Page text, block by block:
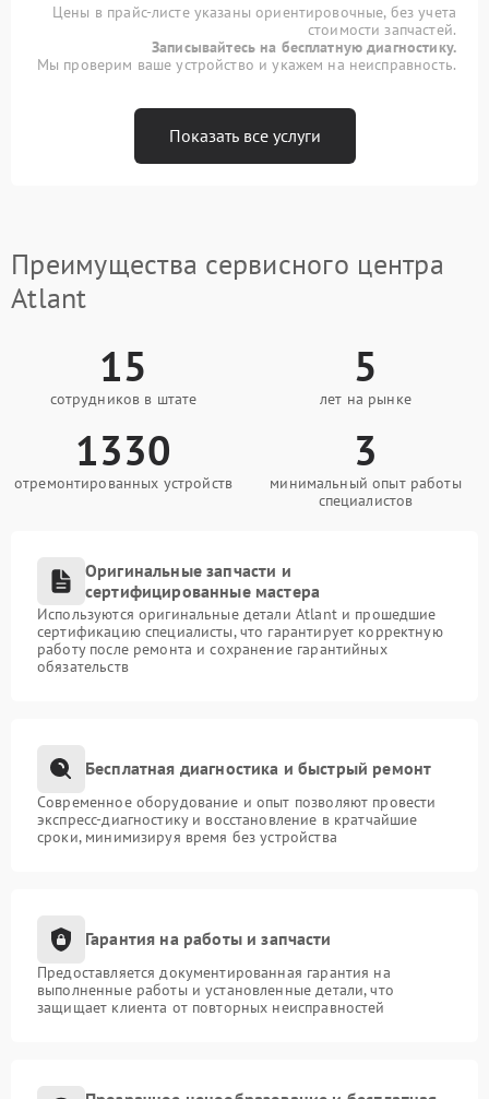
Цены в прайс-листе указаны ориентировочные, без учета
стоимости запчастей.
Записывайтесь на бесплатную диагностику.
Мы проверим ваше устройство и укажем на неисправность.
Показать все услуги
Преимущества сервисного центра
Atlant
15
сотрудников в штате
5
лет на рынке
1330
отремонтированных устройств
3
минимальный опыт работы
специалистов
Оригинальные запчасти и
сертифицированные мастера
Используются оригинальные детали Atlant и прошедшие
сертификацию специалисты, что гарантирует корректную
работу после ремонта и сохранение гарантийных
обязательств
Бесплатная диагностика и быстрый ремонт
Современное оборудование и опыт позволяют провести
экспресс-диагностику и восстановление в кратчайшие
сроки, минимизируя время без устройства
Гарантия на работы и запчасти
Предоставляется документированная гарантия на
выполненные работы и установленные детали, что
защищает клиента от повторных неисправностей